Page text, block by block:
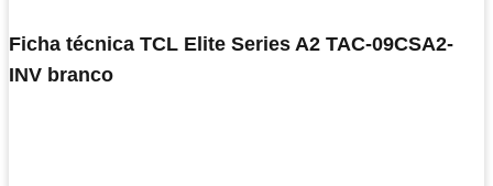
Ficha técnica TCL Elite Series A2 TAC-09CSA2-
INV branco